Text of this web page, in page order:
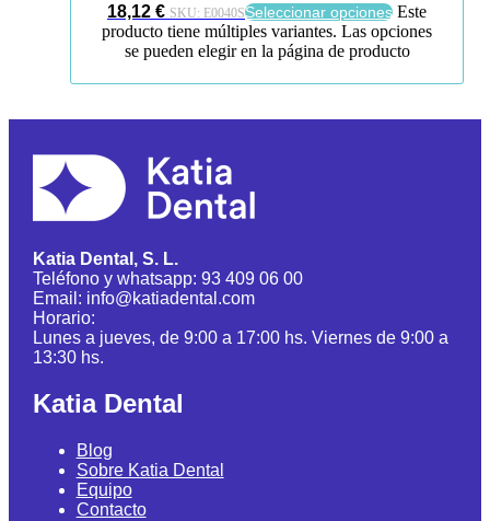
18,12 € SKU: E0040SSeleccionar opciones Este
producto tiene múltiples variantes. Las opciones
se pueden elegir en la página de producto
Katia Dental, S. L.
Teléfono y whatsapp: 93 409 06 00
Email: info@katiadental.com
Horario:
Lunes a jueves, de 9:00 a 17:00 hs. Viernes de 9:00 a
13:30 hs.
Katia Dental
Blog
Sobre Katia Dental
Equipo
Contacto